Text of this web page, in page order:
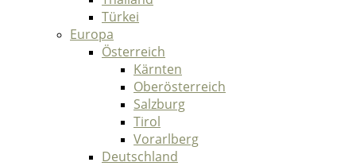
Türkei
Europa
Österreich
Kärnten
Oberösterreich
Salzburg
Tirol
Vorarlberg
Deutschland